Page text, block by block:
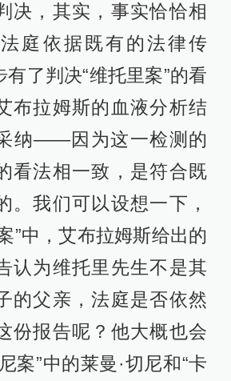
决，其实，事实恰恰相
庭依据既有的法律传
了判决“维托里案”的看
布拉姆斯的血液分析结
纳——因为这一检测的
看法相一致，是符合既
。我们可以设想一下，
”中，艾布拉姆斯给出的
认为维托里先生不是其
的父亲，法庭是否依然
份报告呢？他大概也会
案”中的莱曼·切尼和“卡